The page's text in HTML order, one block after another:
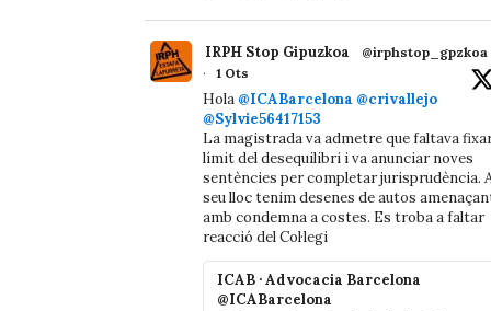
IRPH Stop Gipuzkoa
@irphstop_gpzkoa
·
1 Ots
Hola @ICABarcelona @crivallejo
@Sylvie56417153
La magistrada va admetre que faltava
límit del desequilibri i va anunciar noves
sentències per completar jurisprudència.
seu lloc tenim desenes de autos
amb condemna a costes. Es troba a faltar
reacció del Col·legi
ICAB · Advocacia Barcelona
@ICABarcelona